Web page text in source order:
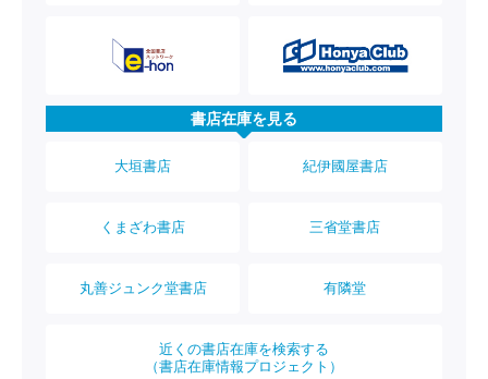
書店在庫を見る
大垣書店 紀伊國屋書店
くまざわ書店 三省堂書店
丸善ジュンク堂書店 有隣堂
近くの書店在庫を検索する
（書店在庫情報プロジェクト）